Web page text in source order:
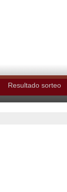
Resultado sorteo